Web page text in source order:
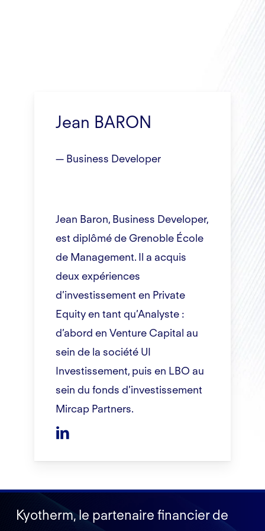
Jean BARON
— Business Developer
Jean Baron, Business Developer,
est diplômé de Grenoble École
de Management. Il a acquis
deux expériences
d’investissement en Private
Equity en tant qu’Analyste :
d’abord en Venture Capital au
sein de la société UI
Investissement, puis en LBO au
sein du fonds d’investissement
Mircap Partners.
Kyotherm, le partenaire financier de